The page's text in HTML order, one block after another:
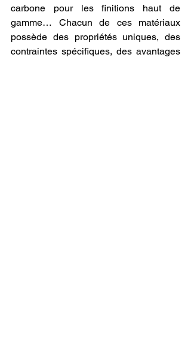
carbone pour les finitions haut de
gamme… Chacun de ces matériaux
possède des propriétés uniques, des
contraintes spécifiques, des avantages